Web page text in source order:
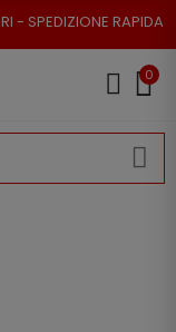
RAPIDA - RESO
0